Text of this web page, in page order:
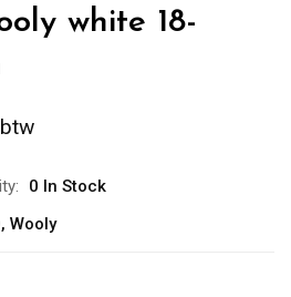
white 18-
0 In Stock
, Wooly